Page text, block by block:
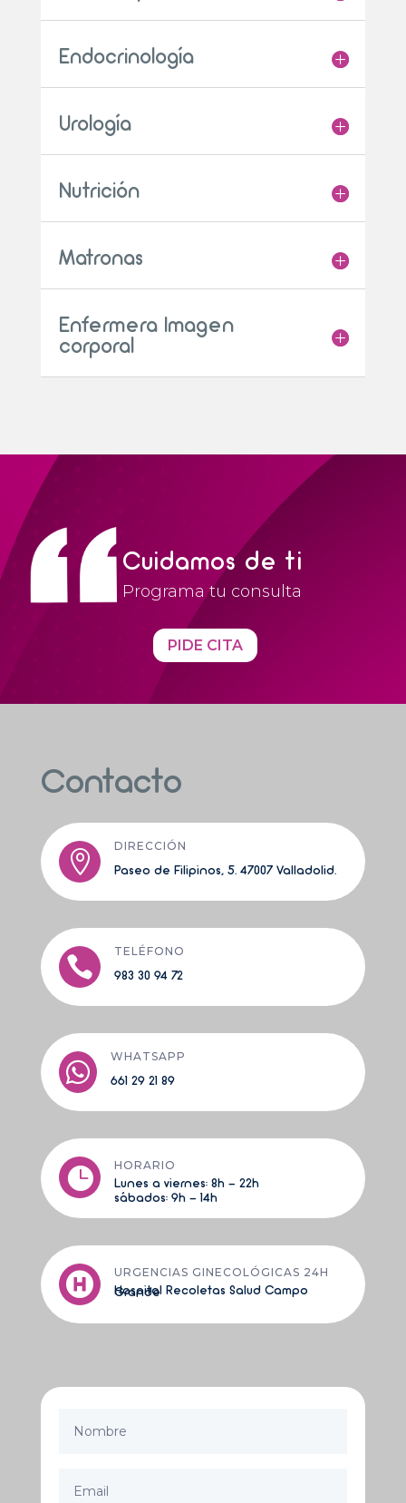
Endocrinología
Urología
Nutrición
Matronas
Enfermera Imagen
corporal
Cuidamos de ti
Programa tu consulta
PIDE CITA
Contacto

DIRECCIÓN
Paseo de Filipinos, 5. 47007 Valladolid.

TELÉFONO
983 30 94 72

WHATSAPP
661 29 21 89

HORARIO
Lunes a viernes: 8h - 22h
sábados: 9h - 14h

URGENCIAS GINECOLÓGICAS 24H
Hospital Recoletas Salud Campo Grande